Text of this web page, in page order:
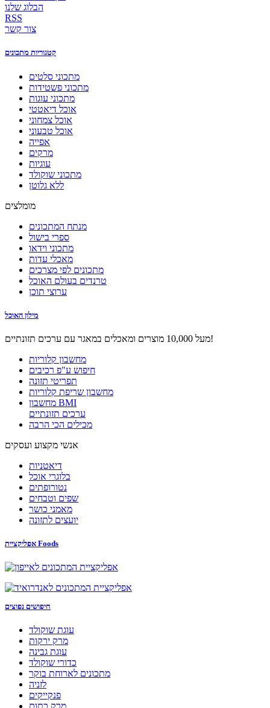
הבלוג שלנו
RSS
צור קשר
קטגוריות מתכונים
מתכוני סלטים
מתכוני פשטידות
מתכוני עוגות
אוכל דיאטטי
אוכל צמחוני
אוכל טבעוני
אפייה
מרקים
עוגיות
מתכוני שוקולד
ללא גלוטן
מומלצים
מנתח המתכונים
ספרי בישול
מתכוני וידאו
מאכלי עדות
מתכונים לפי מצרכים
טרנדים בעולם האוכל
ערוצי תוכן
מילון האוכל
מעל 10,000 מוצרים ומאכלים במאגר עם ערכים תזונתיים!
מחשבון קלוריות
חיפוש ע"פ רכיבים
תפריטי תזונה
מחשבון שריפת קלוריות
מחשבון BMI
ערכים תזונתיים
מכילים הכי הרבה
אנשי מקצוע ועסקים
דיאטניות
בלוגרי אוכל
נטורופתים
שפים וטבחים
מאמני כושר
יועצים לתזונה
אפליקציית Foods
חיפושים נפוצים
עוגת שוקולד
מרק ירקות
עוגת גבינה
כדורי שוקולד
מתכונים לארוחת בוקר
לזניה
פנקייקים
מרק כתום